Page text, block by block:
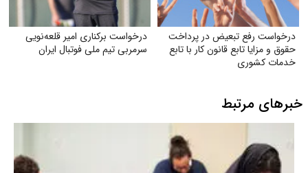
درخواست رفع تبعیض در پرداخت
حقوق و مزایا تابع قانون کار با تابع
خدمات کشوری
درخواست برکناری امیر قلعه‌نویی
سرمربی تیم ملی فوتبال ایران
خبرهای مرتبط